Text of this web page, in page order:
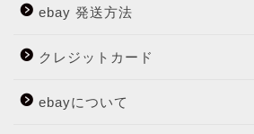
ebay 発送方法
クレジットカード
ebayについて